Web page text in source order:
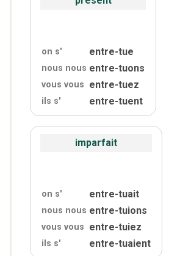
on s' entre-tue
nous nous entre-tuons
vous vous entre-tuez
ils s' entre-tuent
imparfait
on s' entre-tuait
nous nous entre-tuions
vous vous entre-tuiez
ils s' entre-tuaient